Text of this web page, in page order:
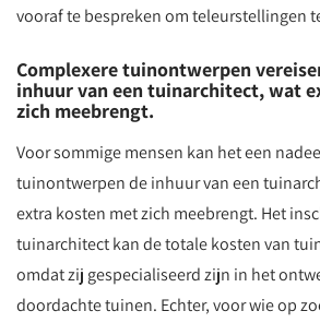
vooraf te bespreken om teleurstellingen
Complexere tuinontwerpen
inhuur van een tuinarchitect, wat
zich meebrengt.
Voor sommige mensen kan het een
tuinontwerpen de inhuur van een
extra kosten met zich meebrengt. Het
tuinarchitect kan de totale kosten van
omdat zij gespecialiseerd zijn in het
doordachte tuinen. Echter, voor wie op